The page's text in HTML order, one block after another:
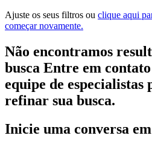
Ajuste os seus filtros ou clique aqui
começar novamente.
Não encontramos
busca Entre em contato
equipe de especialistas
refinar sua busca.
Inicie uma conversa em